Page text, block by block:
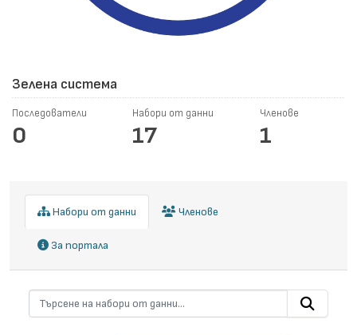
Зелена система
Последователи
0
Набори от данни
17
Членове
1
Набори от данни Членове
За портала